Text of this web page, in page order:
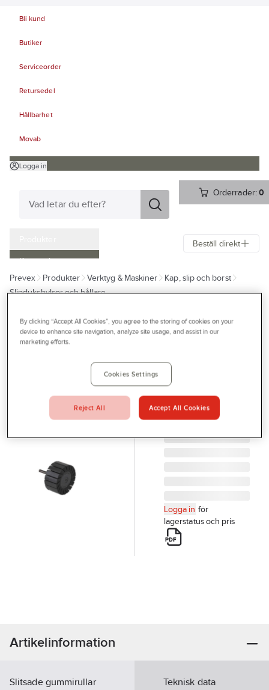
Bli kund
Butiker
Serviceorder
Retursedel
Hållbarhet
Movab
Logga in
Orderrader:0
Kampanjer
Outlet
Bli kund
Aktuellt
Serviceverkstad
Beställ direkt
Prevex Produkter Verktyg & Maskiner
Kap, slip och borst
Slipdukshylsor och hållare
Outlet
TYROLIT
Expanderande
Tyrolit Sia
SLIPDUKSHÅLLARE
51X25 TYROLIT
710023
Logga in för
lagerstatus och pris
Artikelinformation
Slitsade gummirullar
Teknisk data
By clicking “Accept All Cookies”, you agree to the storing of cookies on your
device to enhance site navigation, analyze site usage, and assist in our
marketing efforts.
Cookies Settings
Reject All Accept All Cookies